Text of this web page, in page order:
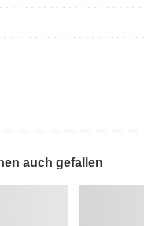
auch gefallen